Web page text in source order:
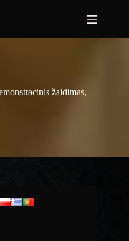
žaidimas,